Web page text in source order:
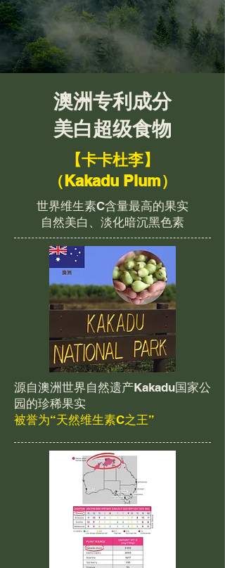
澳洲专利成分
美白超级食物
【卡卡杜李】
（Kakadu Plum）
世界维生素C含量最高的果实
自然美白、淡化暗沉黑色素
源自澳洲世界自然遗产Kakadu国家公
园的珍稀果实
被誉为“天然维生素C之王”